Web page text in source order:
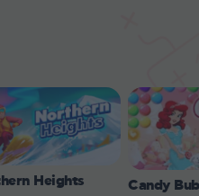
Heights Candy